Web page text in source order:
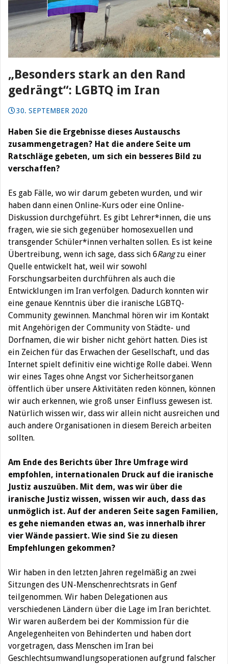
„Besonders stark an den Rand
gedrängt“: LGBTQ im Iran
30. SEPTEMBER 2020
Haben Sie die Ergebnisse dieses Austauschs
zusammengetragen? Hat die andere Seite um
Ratschläge gebeten, um sich ein besseres Bild zu
verschaffen?
Es gab Fälle, wo wir darum gebeten wurden, und wir
haben dann einen Online-Kurs oder eine Online-
Diskussion durchgeführt. Es gibt Lehrer*innen, die uns
fragen, wie sie sich gegenüber homosexuellen und
transgender Schüler*innen verhalten sollen. Es ist keine
Übertreibung, wenn ich sage, dass sich 6Rangzu einer
Quelle entwickelt hat, weil wir sowohl
Forschungsarbeiten durchführen als auch die
Entwicklungen im Iran verfolgen. Dadurch konnten wir
eine genaue Kenntnis über die iranische LGBTQ-
Community gewinnen. Manchmal hören wir im Kontakt
mit Angehörigen der Community von Städte- und
Dorfnamen, die wir bisher nicht gehört hatten. Dies ist
ein Zeichen für das Erwachen der Gesellschaft, und das
Internet spielt definitiv eine wichtige Rolle dabei. Wenn
wir eines Tages ohne Angst vor Sicherheitsorganen
öffentlich über unsere Aktivitäten reden können, können
wir auch erkennen, wie groß unser Einfluss gewesen ist.
Natürlich wissen wir, dass wir allein nicht ausreichen und
auch andere Organisationen in diesem Bereich arbeiten
sollten.
Am Ende des Berichts über Ihre Umfrage wird
empfohlen, internationalen Druck auf die iranische
Justiz auszuüben. Mit dem, was wir über die
iranische Justiz wissen, wissen wir auch, dass das
unmöglich ist. Auf der anderen Seite sagen Familien,
es gehe niemanden etwas an, was innerhalb ihrer
vier Wände passiert. Wie sind Sie zu diesen
Empfehlungen gekommen?
Wir haben in den letzten Jahren regelmäßig an zwei
Sitzungen des UN-Menschenrechtsrats in Genf
teilgenommen. Wir haben Delegationen aus
verschiedenen Ländern über die Lage im Iran berichtet.
Wir waren außerdem bei der Kommission für die
Angelegenheiten von Behinderten und haben dort
vorgetragen, dass Menschen im Iran bei
Geschlechtsumwandlungsoperationen aufgrund falscher